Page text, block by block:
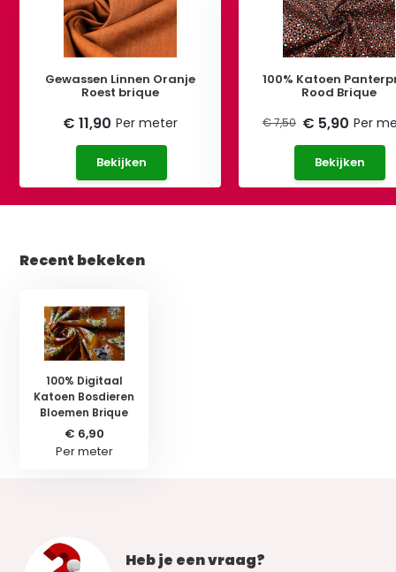
Gewassen Linnen Oranje
Roest brique
€ 11,90 Per meter
Bekijken
100% Katoen
Rood Brique
€ 7,50 € 5,90 Per
Bekijken
Recent bekeken
100% Digitaal
Katoen Bosdieren
Bloemen Brique
€ 6,90
Per meter
Heb je een vraag?